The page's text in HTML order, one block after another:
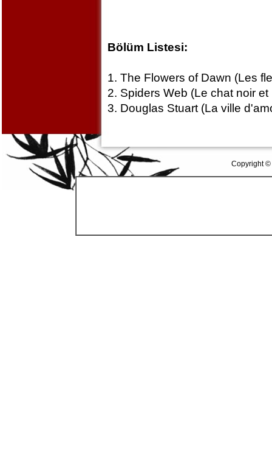
Bölüm Listesi:
1. The Flowers of Dawn (Les
2. Spiders Web (Le chat noir
3. Douglas Stuart (La ville
Copyright ©